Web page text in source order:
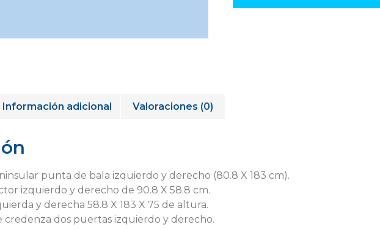
Información adicional Valoraciones (0)
punta de bala izquierdo y derecho (80.8 X 183 cm).
izquierdo y derecho de 90.8 X 58.8 cm.
y derecha 58.8 X 183 X 75 de altura.
credenza dos puertas izquierdo y derecho.